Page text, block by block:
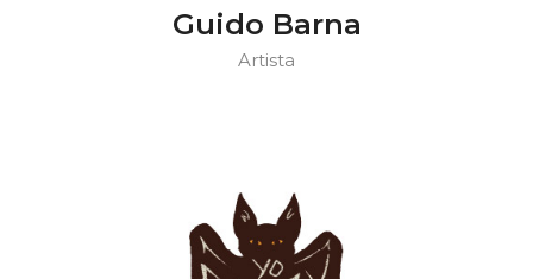
Guido Barna
Artista